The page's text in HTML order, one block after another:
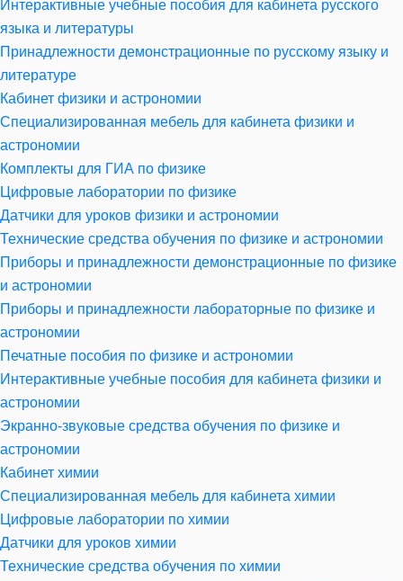
Интерактивные учебные пособия для кабинета русского
языка и литературы
Принадлежности демонстрационные по русскому языку и
литературе
Кабинет физики и астрономии
Специализированная мебель для кабинета физики и
астрономии
Комплекты для ГИА по физике
Цифровые лаборатории по физике
Датчики для уроков физики и астрономии
Технические средства обучения по физике и астрономии
Приборы и принадлежности демонстрационные по физике
и астрономии
Приборы и принадлежности лабораторные по физике и
астрономии
Печатные пособия по физике и астрономии
Интерактивные учебные пособия для кабинета физики и
астрономии
Экранно-звуковые средства обучения по физике и
астрономии
Кабинет химии
Специализированная мебель для кабинета химии
Цифровые лаборатории по химии
Датчики для уроков химии
Технические средства обучения по химии